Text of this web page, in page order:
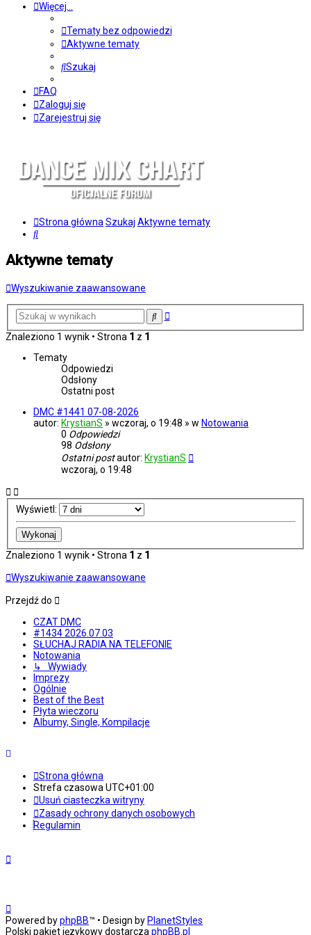
Więcej…
Tematy bez odpowiedzi
Aktywne tematy
Szukaj
FAQ
Zaloguj się
Zarejestruj się
Strona główna Szukaj Aktywne tematy
Szukaj
Aktywne tematy
Wyszukiwanie zaawansowane
SzukajWyszukiwanie
Znaleziono 1 wynik • Strona 1 z 1
Tematy
Odpowiedzi
Odsłony
Ostatni post
DMC #1441 07-08-2026
autor: KrystianS » wczoraj, o 19:48 » w Notowania
0 Odpowiedzi
98 Odsłony
Ostatni postautor: KrystianS
wczoraj, o 19:48
Wyświetl:
Znaleziono 1 wynik • Strona 1 z 1
Wyszukiwanie zaawansowane
Przejdź do
CZAT DMC
#1434 2026.07.03
SŁUCHAJ RADIA NA TELEFONIE
Notowania
↳ Wywiady
Imprezy
Ogólnie
Best of the Best
Płyta wieczoru
Albumy, Single, Kompilacje
Strona główna
Strefa czasowa UTC+01:00
Usuń ciasteczka witryny
Zasady ochrony danych osobowych
Regulamin
Powered byphpBB™ • Design by PlanetStyles
Polski pakiet językowy dostarcza phpBB.pl